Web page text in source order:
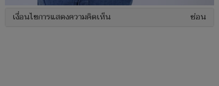
เงื่อนไขการแสดงความคิดเห็น ซ่อน